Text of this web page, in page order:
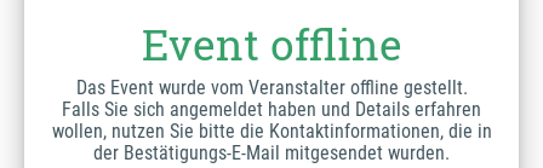
Event offline
Das Event wurde vom Veranstalter offline gestellt.
Falls Sie sich angemeldet haben und Details erfahren
wollen, nutzen Sie bitte die Kontaktinformationen, die in
der Bestätigungs-E-Mail mitgesendet wurden.